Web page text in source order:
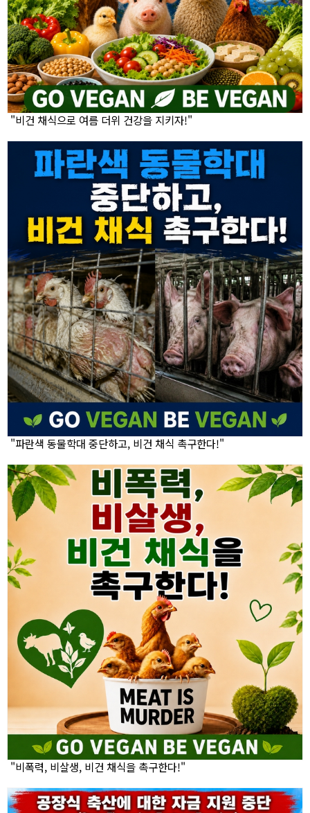
"비건 채식으로 여름 더위 건강을 지키자!"
"파란색 동물학대 중단하고, 비건 채식 촉구한다!"
"비폭력, 비살생, 비건 채식을 촉구한다!"